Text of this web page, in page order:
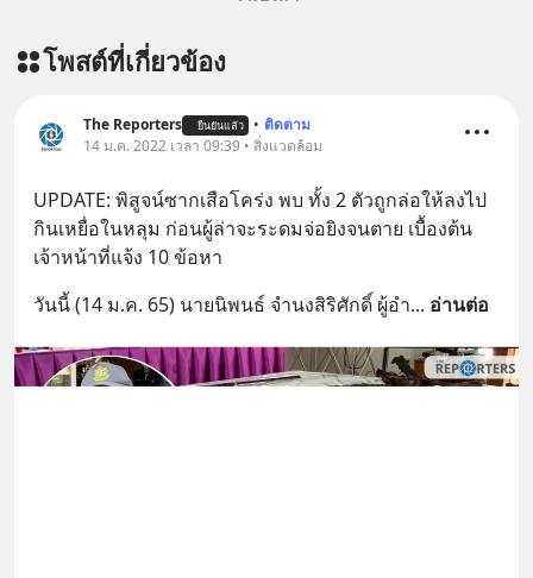
โพสต์ที่เกี่ยวข้อง
The Reporters ยืนยันแล้ว • ติดตาม
14 ม.ค. 2022 เวลา 09:39 • สิ่งแวดล้อม
UPDATE: พิสูจน์ซากเสือโคร่ง พบ ทั้ง 2 ตัวถูกล่อให้ลงไป
กินเหยื่อในหลุม ก่อนผู้ล่าจะระดมจ่อยิงจนตาย เบื้องต้น
เจ้าหน้าที่แจ้ง 10 ข้อหา
วันนี้ (14 ม.ค. 65) นายนิพนธ์ จำนงสิริศักดิ์ ผู้อำ... อ่านต่อ